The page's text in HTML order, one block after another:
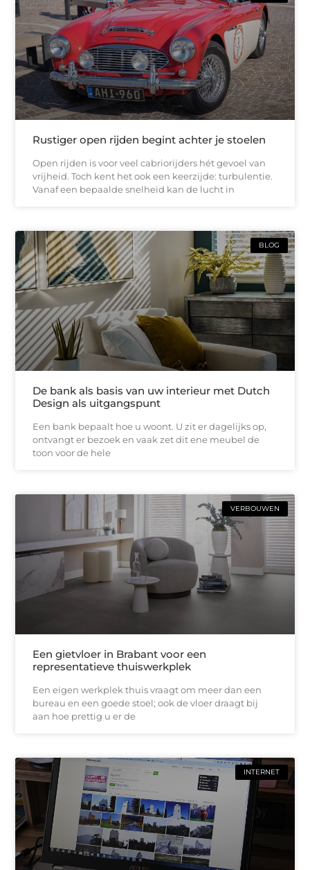
Rustiger open rijden begint achter je stoelen
Open rijden is voor veel cabriorijders hét gevoel van
vrijheid. Toch kent het ook een keerzijde: turbulentie.
Vanaf een bepaalde snelheid kan de lucht in
BLOG
De bank als basis van uw interieur met Dutch
Design als uitgangspunt
Een bank bepaalt hoe u woont. U zit er dagelijks op,
ontvangt er bezoek en vaak zet dit ene meubel de
toon voor de hele
VERBOUWEN
Een gietvloer in Brabant voor een
representatieve thuiswerkplek
Een eigen werkplek thuis vraagt om meer dan een
bureau en een goede stoel; ook de vloer draagt bij
aan hoe prettig u er de
INTERNET